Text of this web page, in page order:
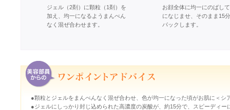
ジェル（2剤）に顆粒（1剤）を
加え、均一になるようまんべん
なく混ぜ合わせます。
お顔全体に均一にのばし
になじませ、そのまま15
パックします。
●顆粒とジェルをまんべんなく混ぜ合わせ、色が均一になった頃がお肌に＜シ
●ジェルにしっかり封じ込められた高濃度の炭酸が、約15分で、スピーディー